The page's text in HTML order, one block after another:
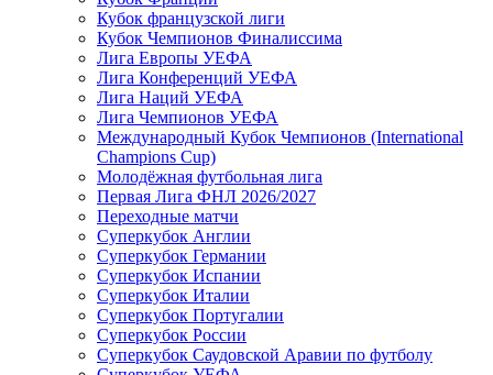
Кубок французской лиги
Кубок Чемпионов Финалиссима
Лига Европы УЕФА
Лига Конференций УЕФА
Лига Наций УЕФА
Лига Чемпионов УЕФА
Международный Кубок Чемпионов (International
Champions Cup)
Молодёжная футбольная лига
Первая Лига ФНЛ 2026/2027
Переходные матчи
Суперкубок Англии
Суперкубок Германии
Суперкубок Испании
Суперкубок Италии
Суперкубок Португалии
Суперкубок России
Суперкубок Саудовской Аравии по футболу